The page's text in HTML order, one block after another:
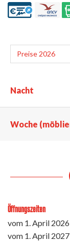
Nacht
Woche
Öffnungszeiten
vom 1. April 2026
vom 1. April 2027